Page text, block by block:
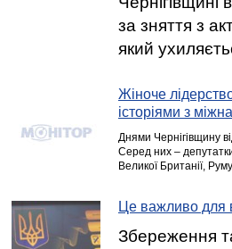
за зняття з
який
Жіноче
історіями з
Днями Чернігівщину
Серед них –
Великої Британії,
Це важливо для
Збереження